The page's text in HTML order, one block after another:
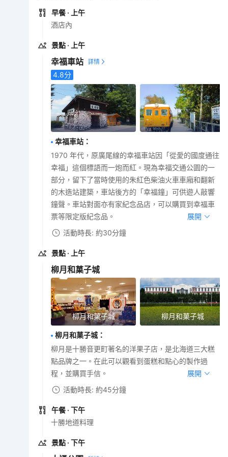
早餐 · 上午
酒店內
景點 · 上午
幸福車站
4.8分
幸福車站 ：
1970 年代，原廣尾線的幸福車站因「從愛的國度通往
幸福」這個標語而一炮而紅。現為幸福交通公園的一
部分，留下了當時使用的朱紅色柴油火車車廂和翻新
的木造站建築，車站後方的「幸福鐘」可供遊人敲響
鐘聲。車站對面亦有家紀念品店，可以購買到幸福車
票等限定版紀念品。
展開
活動時長: 約30分鐘
景點 · 上午
柳月和菓子城
柳月和菓子城 柳月和菓子城
柳月和菓子城：
柳月是十勝音更町著名的洋果子店，是北海道三大糕
點品牌之一。在此可以觀看到蛋糕和點心的製作過
程，並購買手信。
展開
活動時長: 約45分鐘
午餐 · 下午
十勝地道料理
景點 · 下午